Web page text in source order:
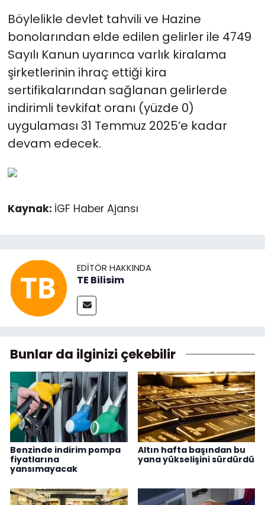
Böylelikle devlet tahvili ve Hazine
bonolarından elde edilen gelirler ile 4749
Sayılı Kanun uyarınca varlık kiralama
şirketlerinin ihraç ettiği kira
sertifikalarından sağlanan gelirlerde
indirimli tevkifat oranı (yüzde 0)
uygulaması 31 Temmuz 2025’e kadar
devam edecek.
Kaynak: İGF Haber Ajansı
EDITÖR HAKKINDA
TE Bilisim
Bunlar da ilginizi çekebilir
Benzinde indirim pompa
fiyatlarına
yansımayacak
Altın hafta başından bu
yana yükselişini sürdürdü